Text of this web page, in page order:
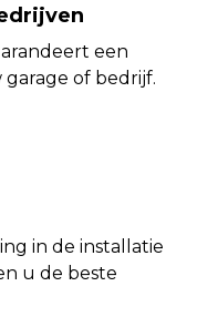
een
of bedrijf.
in de installatie
u de beste